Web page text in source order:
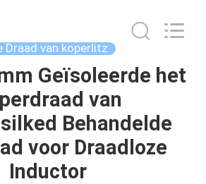
Draad van koperlitz
Geïsoleerde het
van
Behandelde
voor Draadloze
Inductor